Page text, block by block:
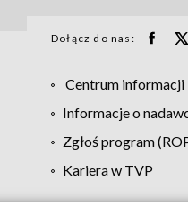
Dołącz do nas:
Centrum informacji
Informacje o
Zgłoś program
Kariera w TVP